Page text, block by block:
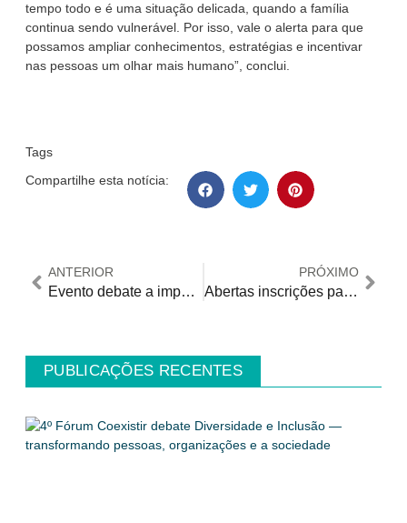
tempo todo e é uma situação delicada, quando a família
continua sendo vulnerável. Por isso, vale o alerta para que
possamos ampliar conhecimentos, estratégias e incentivar
nas pessoas um olhar mais humano”, conclui.
Tags
Compartilhe esta notícia:
ANTERIOR
Evento debate a importância da participação dos Autodefensores na 16ª COSP/ONU
PRÓXIMO
Abertas inscrições para o XI Congresso das Associações Parkinson do Brasil
PUBLICAÇÕES RECENTES